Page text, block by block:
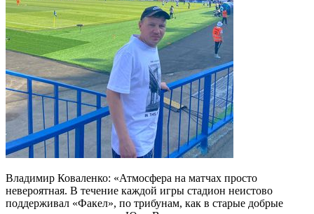
Владимир Коваленко: «Атмосфера на матчах просто
невероятная. В течение каждой игры стадион неистово
поддерживал «Факел», по трибунам, как в старые добрые